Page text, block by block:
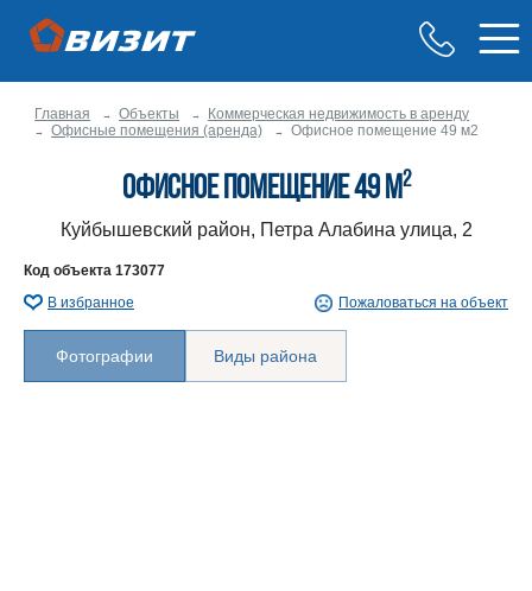
Главная Объекты
Коммерческая недвижимость в аренду
Офисные помещения (аренда)
Офисное помещение 49 м2
Офисное помещение 49 м2
Куйбышевский район, Петра Алабина улица, 2
Код объекта 173077
В избранное
Пожаловаться на объект
Фотографии Виды района